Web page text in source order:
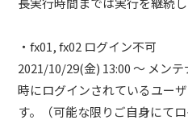
・fx01, fx02 ログイン不可
2021/10/29(金) 13:00 ～ メン
時にログインされているユー
す。（可能な限りご自身にて